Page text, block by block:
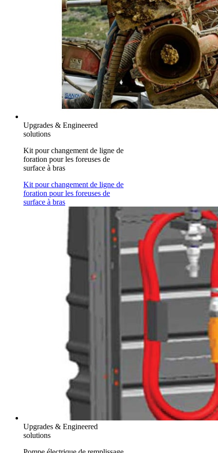
Upgrades & Engineered
solutions
Kit pour changement de ligne de
foration pour les foreuses de
surface à bras
Kit pour changement de ligne de
foration pour les foreuses de
surface à bras
Upgrades & Engineered
solutions